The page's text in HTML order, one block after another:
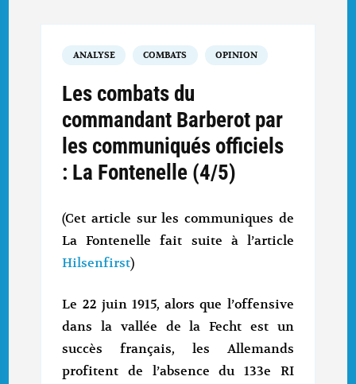
ANALYSE COMBATS OPINION
Les combats du
commandant Barberot par
les communiqués officiels
: La Fontenelle (4/5)
(Cet article sur les communiques de
La Fontenelle fait suite à l’article
Hilsenfirst)
Le 22 juin 1915, alors que l’offensive
dans la vallée de la Fecht est un
succès français, les Allemands
profitent de l’absence du 133e RI